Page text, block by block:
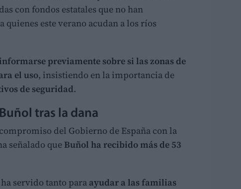
con fondos estatales que no han
este verano acudan a los ríos
previamente sobre si las zonas de
el uso, insistiendo en la importancia de
de seguridad.
tras la dana
del Gobierno de España con la
señalado que Buñol ha recibido más de 53
servido tanto para ayudar a las familias